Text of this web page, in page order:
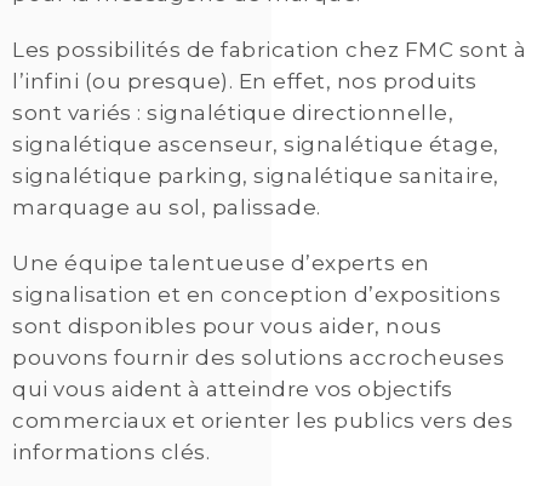
Les possibilités de fabrication chez FMC sont à
l’infini (ou presque). En effet, nos produits
sont variés : signalétique directionnelle,
signalétique ascenseur, signalétique étage,
signalétique parking, signalétique sanitaire,
marquage au sol, palissade.
Une équipe talentueuse d’experts en
signalisation et en conception d’expositions
sont disponibles pour vous aider, nous
pouvons fournir des solutions accrocheuses
qui vous aident à atteindre vos objectifs
commerciaux et orienter les publics vers des
informations clés.